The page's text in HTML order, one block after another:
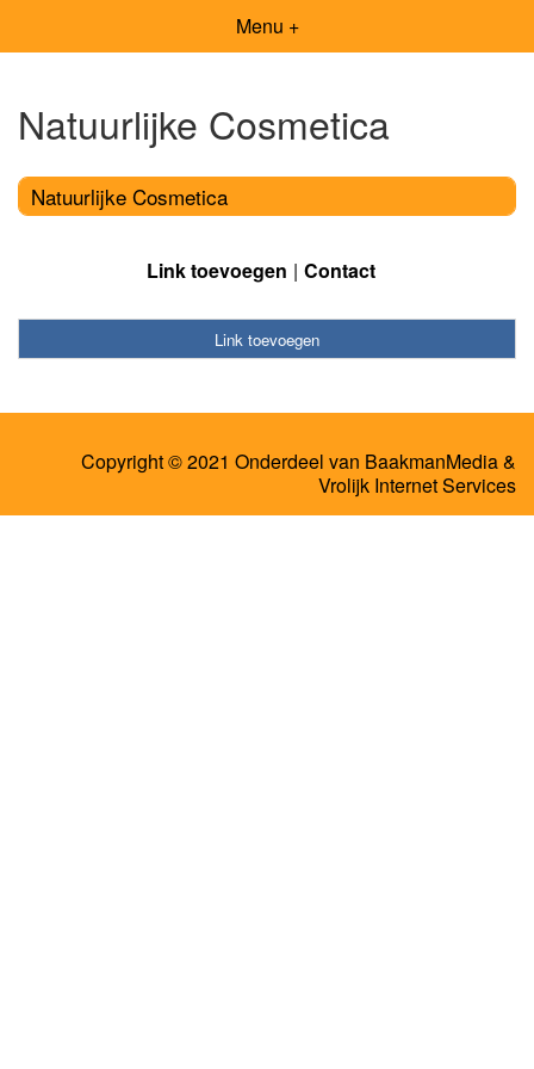
Menu +
Natuurlijke Cosmetica
Natuurlijke Cosmetica
Link toevoegen Contact
Link toevoegen
Copyright © 2021 Onderdeel van BaakmanMedia&
Vrolijk Internet Services